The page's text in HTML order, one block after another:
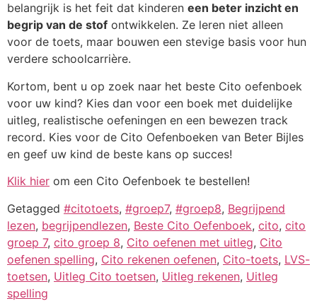
belangrijk is het feit dat kinderen een beter inzicht en
begrip van de stof ontwikkelen. Ze leren niet alleen
voor de toets, maar bouwen een stevige basis voor hun
verdere schoolcarrière.
Kortom, bent u op zoek naar het beste Cito oefenboek
voor uw kind? Kies dan voor een boek met duidelijke
uitleg, realistische oefeningen en een bewezen track
record. Kies voor de Cito Oefenboeken van Beter Bijles
en geef uw kind de beste kans op succes!
Klik hier om een Cito Oefenboek te bestellen!
Getagged #citotoets, #groep7, #groep8, Begrijpend
lezen, begrijpendlezen, Beste Cito Oefenboek, cito, cito
groep 7, cito groep 8, Cito oefenen met uitleg, Cito
oefenen spelling, Cito rekenen oefenen, Cito-toets, LVS-
toetsen, Uitleg Cito toetsen, Uitleg rekenen, Uitleg
spelling